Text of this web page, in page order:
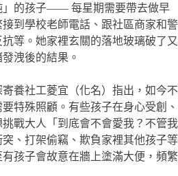
」的孩子—— 每星期需要帶去做早
到學校老師電話、跟社區商家和警
等。她家裡玄關的落地玻璃破了又
洩後的結果。
養社工菱宜（化名）指出，如今不
特殊照顧。有些孩子在身心受創、
戰大人「到底會不會愛我？不管我
、打架偷竊、欺負家裡其他孩子等
孩子會故意在牆上塗滿大便，頻繁